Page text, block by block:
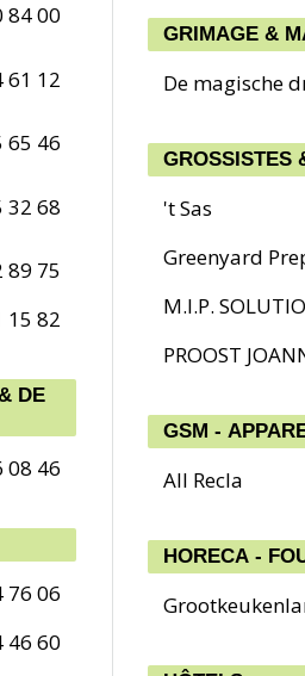
84 00
61 12
65 46
32 68
89 75
15 82
DE
08 46
76 06
46 60
GRIMAGE &
De magische
GROSSISTES
't Sas
Greenyard
M.I.P.
PROOST
GSM -
All Recla
HORECA -